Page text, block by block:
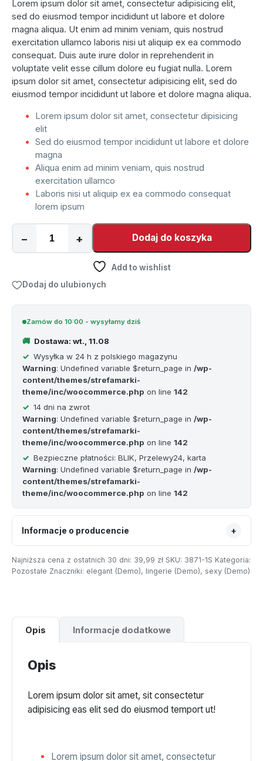
Lorem ipsum dolor sit amet, consectetur adipisicing elit,
sed do eiusmod tempor incididunt ut labore et dolore
magna aliqua. Ut enim ad minim veniam, quis nostrud
exercitation ullamco laboris nisi ut aliquip ex ea commodo
consequat. Duis aute irure dolor in reprehenderit in
voluptate velit esse cillum dolore eu fugiat nulla. Lorem
ipsum dolor sit amet, consectetur adipisicing elit, sed do
eiusmod tempor incididunt ut labore et dolore magna aliqua.
Lorem ipsum dolor sit amet, consectetur dipisicing
elit
Sed do eiusmod tempor incididunt ut labore et dolore
magna
Aliqua enim ad minim veniam, quis nostrud
exercitation ullamco
Laboris nisi ut aliquip ex ea commodo consequat
lorem ipsum
− + Dodaj do koszyka
Add to wishlist
Dodaj do ulubionych
Zamów do 10:00 - wysyłamy dziś
Dostawa: wt., 11.08
Wysyłka w 24 h z polskiego magazynu
Warning: Undefined variable $return_page in /wp-
content/themes/strefamarki-
theme/inc/woocommerce.php on line 142
14 dni na zwrot
Warning: Undefined variable $return_page in /wp-
content/themes/strefamarki-
theme/inc/woocommerce.php on line 142
Bezpieczne płatności: BLIK, Przelewy24, karta
Warning: Undefined variable $return_page in /wp-
content/themes/strefamarki-
theme/inc/woocommerce.php on line 142
Informacje o producencie +
Najniższa cena z ostatnich 30 dni: 39,99 zł SKU: 3871-1S Kategoria:
Pozostałe Znaczniki: elegant (Demo), lingerie (Demo), sexy (Demo)
Opis Informacje dodatkowe
Opis
Lorem ipsum dolor sit amet, sit consectetur
adipisicing eas elit sed do eiusmod temport ut!
Lorem ipsum dolor sit amet, consectetur